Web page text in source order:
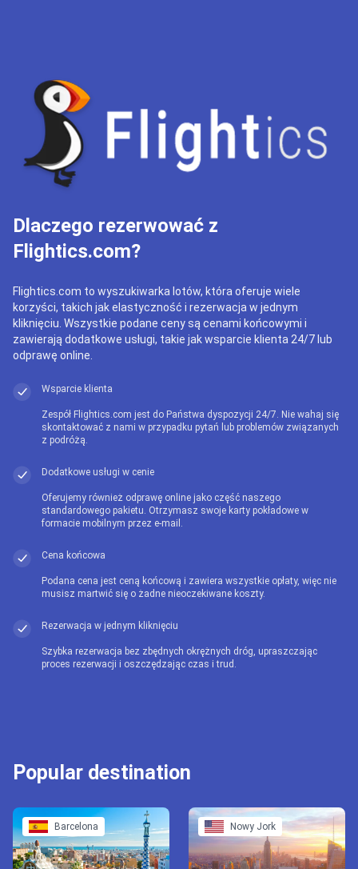
Dlaczego rezerwować z
Flightics.com?
Flightics.com to wyszukiwarka lotów, która oferuje wiele
korzyści, takich jak elastyczność i rezerwacja w jednym
kliknięciu. Wszystkie podane ceny są cenami końcowymi i
zawierają dodatkowe usługi, takie jak wsparcie klienta 24/7 lub
odprawę online.
Wsparcie klienta
Zespół Flightics.com jest do Państwa dyspozycji 24/7. Nie wahaj się
skontaktować z nami w przypadku pytań lub problemów związanych
z podróżą.
Dodatkowe usługi w cenie
Oferujemy również odprawę online jako część naszego
standardowego pakietu. Otrzymasz swoje karty pokładowe w
formacie mobilnym przez e-mail.
Cena końcowa
Podana cena jest ceną końcową i zawiera wszystkie opłaty, więc nie
musisz martwić się o żadne nieoczekiwane koszty.
Rezerwacja w jednym kliknięciu
Szybka rezerwacja bez zbędnych okrężnych dróg, upraszczając
proces rezerwacji i oszczędzając czas i trud.
Popular destination
Barcelona Nowy Jork